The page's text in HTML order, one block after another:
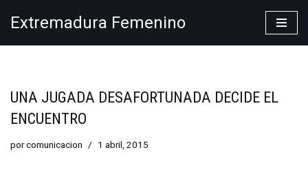
Extremadura Femenino
UNA JUGADA DESAFORTUNADA DECIDE EL
ENCUENTRO
porcomunicacion 1 abril, 2015